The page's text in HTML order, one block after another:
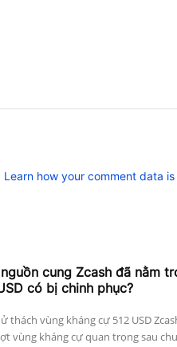
Learn how your comment data
cung Zcash đã nằm
có bị chinh phục?
thách vùng kháng cự 512 USD
vùng kháng cự quan trọng sau